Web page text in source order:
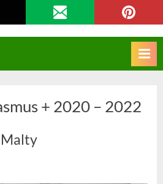
Opolskie
+ 2020 – 2022
Malty